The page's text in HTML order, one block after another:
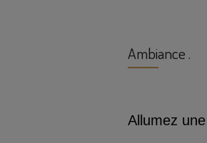
Ambiance .
Allumez